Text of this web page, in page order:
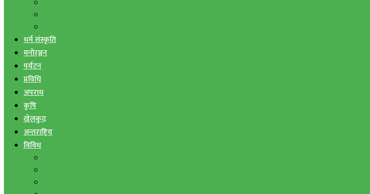
धर्म संस्कृति
मनोरञ्जन
पर्यटन
प्रविधि
अपराध
कृषि
खेलकुद
अन्तराष्ट्रिय
विविध